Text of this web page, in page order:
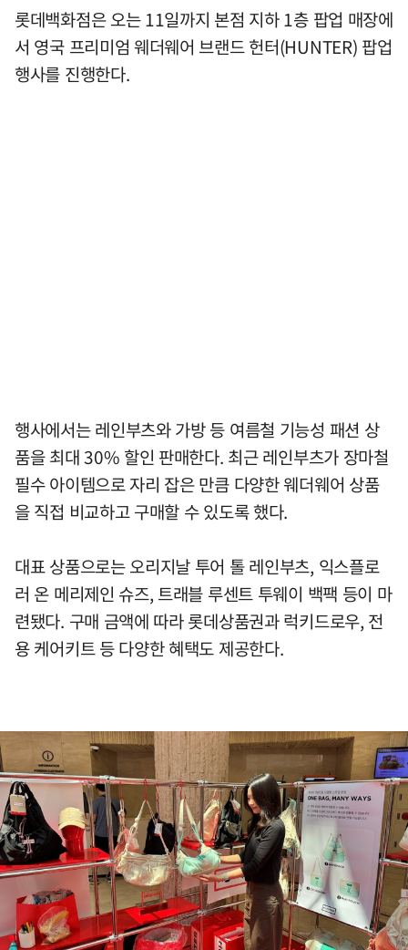
롯데백화점은 오는 11일까지 본점 지하 1층 팝업 매장에
서 영국 프리미엄 웨더웨어 브랜드 헌터(HUNTER) 팝업
행사를 진행한다.
행사에서는 레인부츠와 가방 등 여름철 기능성 패션 상
품을 최대 30% 할인 판매한다. 최근 레인부츠가 장마철
필수 아이템으로 자리 잡은 만큼 다양한 웨더웨어 상품
을 직접 비교하고 구매할 수 있도록 했다.
대표 상품으로는 오리지날 투어 톨 레인부츠, 익스플로
러 온 메리제인 슈즈, 트래블 루센트 투웨이 백팩 등이 마
련됐다. 구매 금액에 따라 롯데상품권과 럭키드로우, 전
용 케어키트 등 다양한 혜택도 제공한다.